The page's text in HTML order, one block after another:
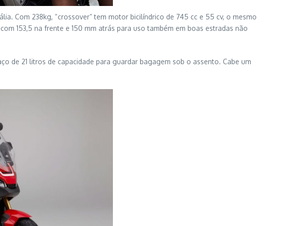
Com 238kg, “crossover” tem motor bicilíndrico de 745 cc e 55 cv, o mesmo
153,5 na frente e 150 mm atrás para uso também em boas estradas não
de 21 litros de capacidade para guardar bagagem sob o assento. Cabe um